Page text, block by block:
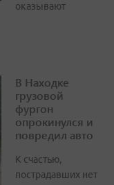
оказывают
В Находке
грузовой
фургон
опрокинулся и
повредил авто
К счастью,
пострадавших нет